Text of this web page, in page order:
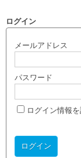
ログイン
メールアドレス
パスワード
ログイン情報